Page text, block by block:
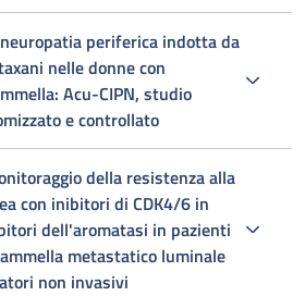
periferica indotta da
nelle donne con
Acu-CIPN, studio
e controllato
della resistenza alla
con inibitori di CDK4/6 in
dell'aromatasi in pazienti
metastatico luminale
non invasivi